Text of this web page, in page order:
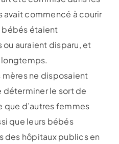
avait commencé à courir
bébés étaient
auraient disparu, et
longtemps.
mères ne disposaient
déterminer le sort de
que d’autres femmes
que leurs bébés
des hôpitaux publics en